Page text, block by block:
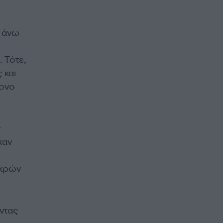
άνω
Τότε,